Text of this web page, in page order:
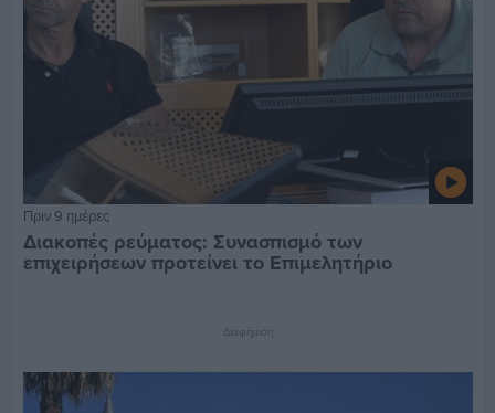
Πριν 9 ημέρες
Διακοπές ρεύματος: Συνασπισμό των
επιχειρήσεων προτείνει το Επιμελητήριο
Διαφήμιση